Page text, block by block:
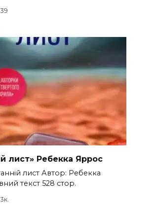
лист» Ребекка Яррос
лист Автор: Ребекка
текст 528 стор.